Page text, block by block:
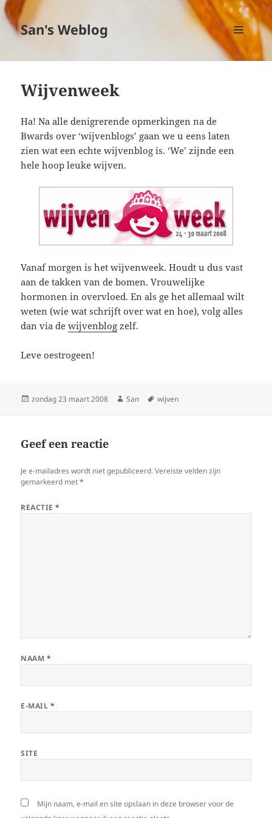
San's Weblog
MENU
EN
Wijvenweek
Ha! Na alle denigrerende opmerkingen na de
Bwards over ‘wijvenblogs’ gaan we u eens laten
zien wat een echte wijvenblog is. ‘We’ zijnde een
hele hoop leuke wijven.
Vanaf morgen is het wijvenweek. Houdt u dus vast
aan de takken van de bomen. Vrouwelijke
hormonen in overvloed. En als ge het allemaal wilt
weten (wie wat schrijft over wat en hoe), volg alles
dan via dewijvenblog zelf.
Leve oestrogeen!
Geplaatst
zondag 23 maart 2008 Auteur
San Tags
wijven
Geef een reactie
Je e-mailadres wordt niet gepubliceerd. Vereiste velden zijn
gemarkeerd met*
REACTIE*
NAAM *
E-MAIL *
SITE
Mijn naam, e-mail en site opslaan in deze browser voor de